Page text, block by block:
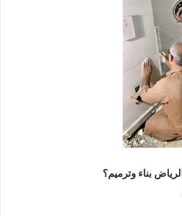
بناء وترميم؟